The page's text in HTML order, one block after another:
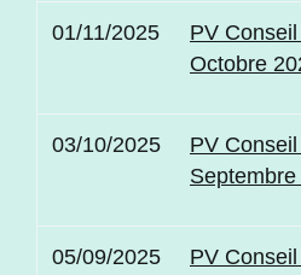
01/11/2025
PV
Octobre
03/10/2025
PV
05/09/2025
PV